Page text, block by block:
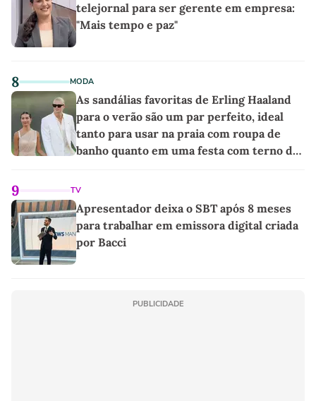
telejornal para ser gerente em empresa:
"Mais tempo e paz"
8 MODA
As sandálias favoritas de Erling Haaland
para o verão são um par perfeito, ideal
tanto para usar na praia com roupa de
banho quanto em uma festa com terno de
9 TV
Apresentador deixa o SBT após 8 meses
para trabalhar em emissora digital criada
por Bacci
PUBLICIDADE